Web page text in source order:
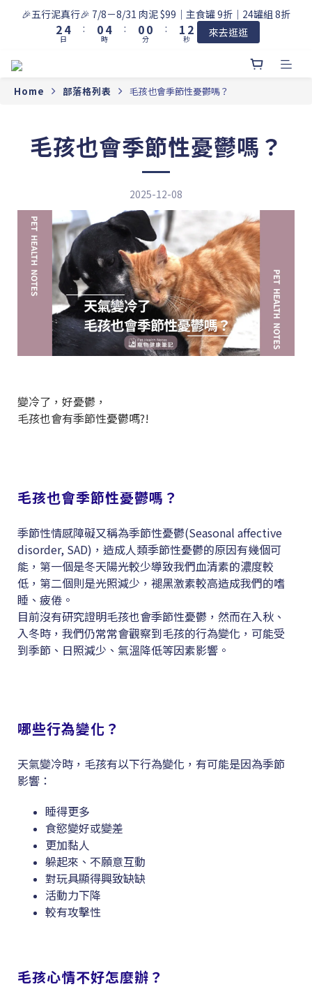
🎉五行泥真行🎉 7/8－8/31 肉泥 $99｜主食罐 9折｜24罐組 8折
3
2
1
5
4
3
0
日
:
1
0
5
4
3
0
時
:
1
0
1
0
分
:
2
1
0
3
2
1
秒 來去逛逛
Home 部落格列表 毛孩也會季節性憂鬱嗎？
毛孩也會季節性憂鬱嗎？
2025-12-08
變冷了，好憂鬱，
毛孩也會有季節性憂鬱嗎?!
毛孩也會季節性憂鬱嗎？
季節性情感障礙又稱為季節性憂鬱(Seasonal affective
disorder, SAD)，造成人類季節性憂鬱的原因有幾個可
能，第一個是冬天陽光較少導致我們血清素的濃度較
低，第二個則是光照減少，褪黑激素較高造成我們的嗜
睡、疲倦。
目前沒有研究證明毛孩也會季節性憂鬱，然而在入秋、
入冬時，我們仍常常會觀察到毛孩的行為變化，可能受
到季節、日照減少、氣溫降低等因素影響。
哪些行為變化？
天氣變冷時，毛孩有以下行為變化，有可能是因為季節
影響：
睡得更多
食慾變好或變差
更加黏人
躲起來、不願意互動
對玩具顯得興致缺缺
活動力下降
較有攻擊性
毛孩心情不好怎麼辦？